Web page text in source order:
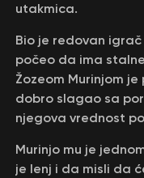
utakmica.
Bio je redovan
počeo da ima
Žozeom Murinjom
dobro slagao sa
njegova vrednost
Murinjo mu je
je lenj i da misli da